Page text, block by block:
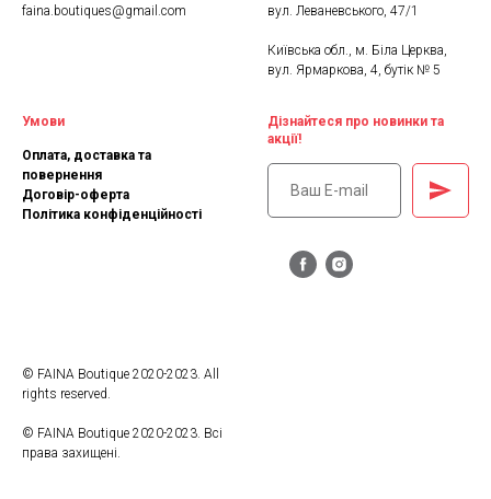
faina.boutiques@gmail.com
вул. Леваневського, 47/1
Київська обл., м. Біла Церква,
вул. Ярмаркова, 4, бутік № 5
Умови
Оплата, доставка та
повернення
Договір-оферта
Політика конфіденційності
Дізнайтеся про новинки та
акції!
© FAINA Boutique 2020-2023. All
rights reserved.
© FAINA Boutique 2020-2023. Всі
права захищені.